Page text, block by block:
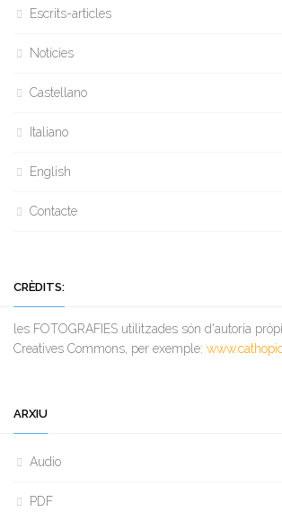
Escrits-articles
Notícies
Castellano
Italiano
English
Contacte
CRÈDITS:
les FOTOGRAFIES utilitzades són d'autoria
Creatives Commons, per exemple:
ARXIU
Audio
PDF